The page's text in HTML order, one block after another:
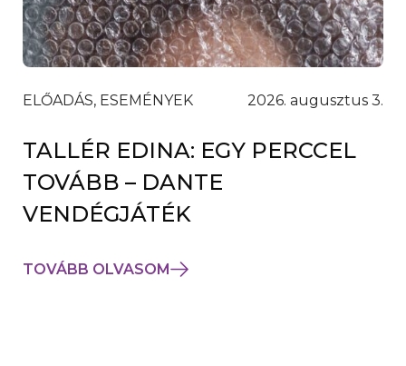
ELŐADÁS, ESEMÉNYEK 2026. augusztus 3.
TALLÉR EDINA: EGY PERCCEL
TOVÁBB – DANTE
VENDÉGJÁTÉK
TOVÁBB OLVASOM